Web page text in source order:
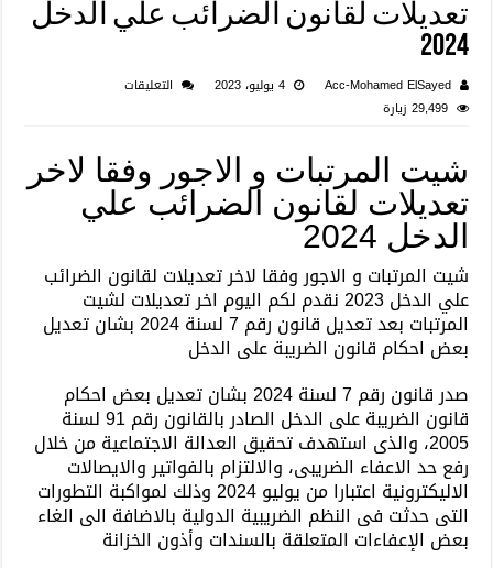
تعديلات لقانون الضرائب علي الدخل
2024
Acc-Mohamed ElSayed 4 يوليو، 2023 التعليقات
الاجور
وفقا
لقانون
الضرائب
علي
الدخل
مغلقة
29,499 زيارة
شيت المرتبات و الاجور وفقا لاخر
تعديلات لقانون الضرائب علي
الدخل 2024
شيت المرتبات و الاجور وفقا لاخر تعديلات لقانون الضرائب
علي الدخل 2023 نقدم لكم اليوم اخر تعديلات لشيت
المرتبات بعد تعديل قانون رقم 7 لسنة 2024 بشان تعديل
بعض احكام قانون الضريبة على الدخل
صدر قانون رقم 7 لسنة 2024 بشان تعديل بعض احكام
قانون الضريبة على الدخل الصادر بالقانون رقم 91 لسنة
2005، والذى استهدف تحقيق العدالة الاجتماعية من خلال
رفع حد الاعفاء الضريبى، والالتزام بالفواتير والايصالات
الاليكترونية اعتبارا من يوليو 2024 وذلك لمواكبة التطورات
التى حدثت فى النظم الضريبية الدولية بالاضافة الى الغاء
بعض الإعفاءات المتعلقة بالسندات وأذون الخزانة